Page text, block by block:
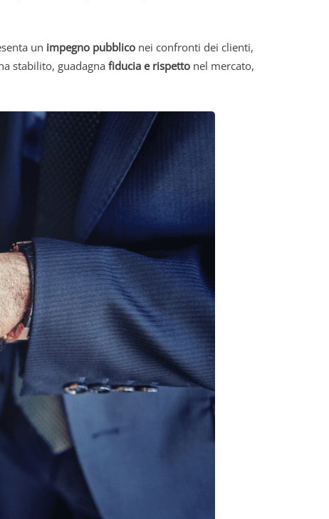
un impegno pubblico nei confronti dei clienti,
stabilito, guadagna fiducia e rispetto nel mercato,